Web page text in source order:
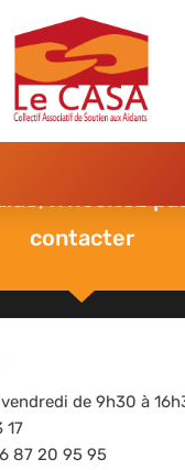
NOUS ?
n'hésitez
contacter
de 9h30 à
17
87 20 95 95